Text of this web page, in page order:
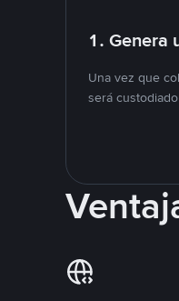
1. Genera
Una vez que
será